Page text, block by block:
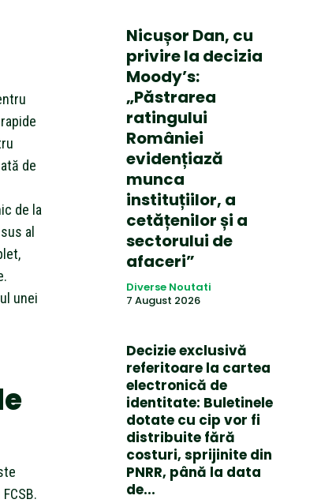
de
de la
al
unei
Nicușor Dan, cu
privire la decizia
Moody’s:
„Păstrarea
ratingului
României
evidențiază
munca
instituțiilor, a
cetățenilor și a
sectorului de
afaceri”
Diverse Noutati
7 August 2026
Decizie exclusivă
referitoare la cartea
electronică de
identitate: Buletinele
dotate cu cip vor fi
distribuite fără
costuri, sprijinite din
PNRR, până la data
de...